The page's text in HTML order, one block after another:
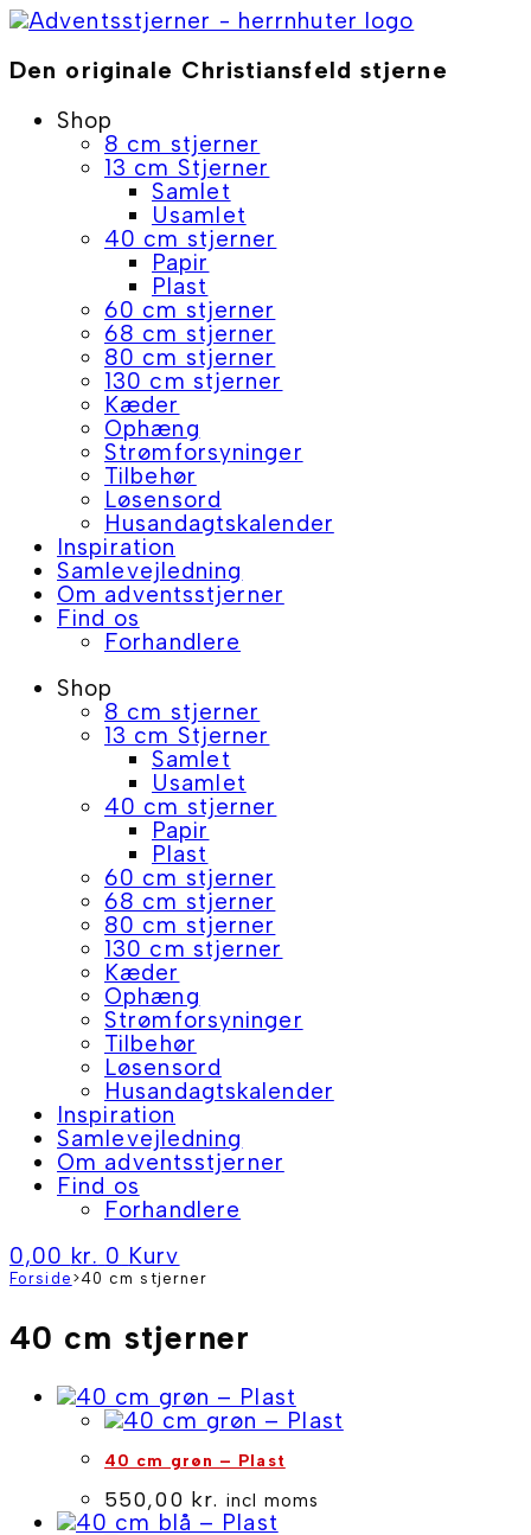
Skip
content
Den originale Christiansfeld stjerne
Shop
8 cm stjerner
13 cm Stjerner
Samlet
Usamlet
40 cm stjerner
Papir
Plast
60 cm stjerner
68 cm stjerner
80 cm stjerner
130 cm stjerner
Kæder
Ophæng
Strømforsyninger
Tilbehør
Løsensord
Husandagtskalender
Inspiration
Samlevejledning
Om adventsstjerner
Find os
Forhandlere
Shop
8 cm stjerner
13 cm Stjerner
Samlet
Usamlet
40 cm stjerner
Papir
Plast
60 cm stjerner
68 cm stjerner
80 cm stjerner
130 cm stjerner
Kæder
Ophæng
Strømforsyninger
Tilbehør
Løsensord
Husandagtskalender
Inspiration
Samlevejledning
Om adventsstjerner
Find os
Forhandlere
0,00 kr. 0 Kurv
Forside >40 cm stjerner
40 cm stjerner
40 cm grøn – Plast
550,00 kr. incl moms